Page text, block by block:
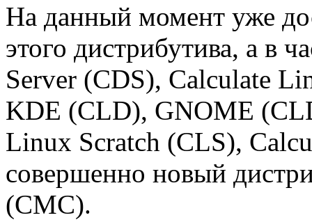
На данный момент уже
этого дистрибутива, а в
Server (CDS), Calculate
KDE (CLD), GNOME
Linux Scratch (CLS),
совершенно новый
(CMC).